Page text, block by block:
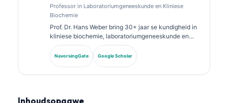
Professor in Laboratoriumgeneeskunde en Kliniese
Biochemie
Prof. Dr. Hans Weber bring 30+ jaar se kundigheid in
kliniese biochemie, laboratoriumgeneeskunde en
biomarker-navorsing. Voormalige President van die
Duitse Vereniging vir Kliniese Chemie, spesialiseer hy
in diagnostiese paneelanalise, biomarker-
NavorsingGate Google Scholar
Inhoudsopgawe